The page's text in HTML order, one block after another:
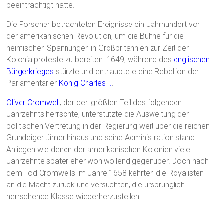
beeinträchtigt hätte.
Die Forscher betrachteten Ereignisse ein Jahrhundert vor
der amerikanischen Revolution, um die Bühne für die
heimischen Spannungen in Großbritannien zur Zeit der
Kolonialproteste zu bereiten. 1649, während des englischen
Bürgerkrieges stürzte und enthauptete eine Rebellion der
Parlamentarier König Charles I..
Oliver Cromwell , der den größten Teil des folgenden
Jahrzehnts herrschte, unterstützte die Ausweitung der
politischen Vertretung in der Regierung weit über die reichen
Grundeigentümer hinaus und seine Administration stand
Anliegen wie denen der amerikanischen Kolonien viele
Jahrzehnte später eher wohlwollend gegenüber. Doch nach
dem Tod Cromwells im Jahre 1658 kehrten die Royalisten
an die Macht zurück und versuchten, die ursprünglich
herrschende Klasse wiederherzustellen.